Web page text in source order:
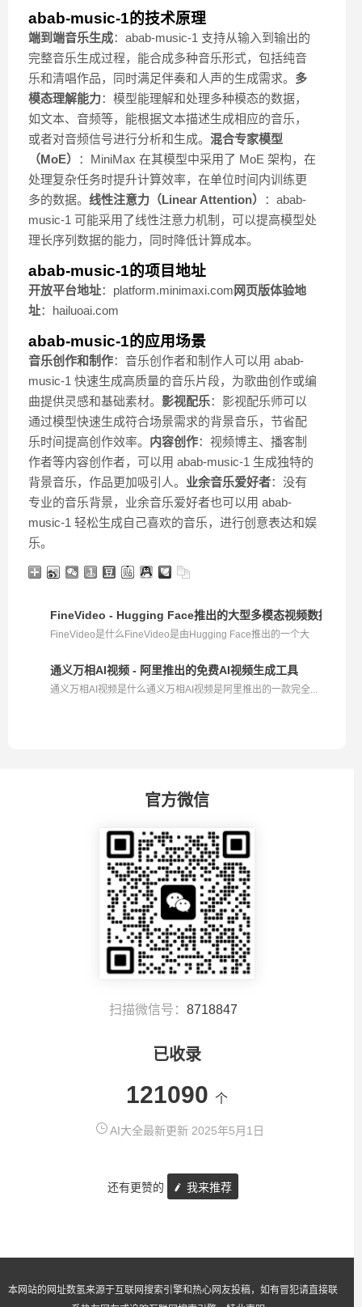
abab-music-1的技术原理
端到端音乐生成：abab-music-1 支持从输入到输出的
完整音乐生成过程，能合成多种音乐形式，包括纯音
乐和清唱作品，同时满足伴奏和人声的生成需求。 多
模态理解能力：模型能理解和处理多种模态的数据，
如文本、音频等，能根据文本描述生成相应的音乐，
或者对音频信号进行分析和生成。 混合专家模型
（MoE）
：MiniMax 在其模型中采用了 MoE 架构，在
处理复杂任务时提升计算效率，在单位时间内训练更
多的数据。 线性注意力（Linear Attention）
：abab-
music-1 可能采用了线性注意力机制，可以提高模型处
理长序列数据的能力，同时降低计算成本。
abab-music-1的项目地址
开放平台地址：platform.minimaxi.com 网页版体验地
址：hailuoai.com
abab-music-1的应用场景
音乐创作和制作：音乐创作者和制作人可以用 abab-
music-1 快速生成高质量的音乐片段，为歌曲创作或编
曲提供灵感和基础素材。 影视配乐：影视配乐师可以
通过模型快速生成符合场景需求的背景音乐，节省配
乐时间提高创作效率。 内容创作：视频博主、播客制
作者等内容创作者，可以用 abab-music-1 生成独特的
背景音乐，作品更加吸引人。 业余音乐爱好者：没有
专业的音乐背景，业余音乐爱好者也可以用 abab-
music-1 轻松生成自己喜欢的音乐，进行创意表达和娱
乐。
FineVideo - Hugging Face推出的大型多模态视频数据集
FineVideo是什么FineVideo是由Hugging Face推出的一个大
通义万相AI视频 - 阿里推出的免费AI视频生成工具
通义万相AI视频是什么通义万相AI视频是阿里推出的一款完全...
官方微信
扫描微信号： 8718847
已收录
121090 个
AI大全最新更新 2025年5月1日
还有更赞的 我来推荐
本网站的网址数氢来源于互联网搜索引擎和热心网友投稿，如有冒犯请直接联